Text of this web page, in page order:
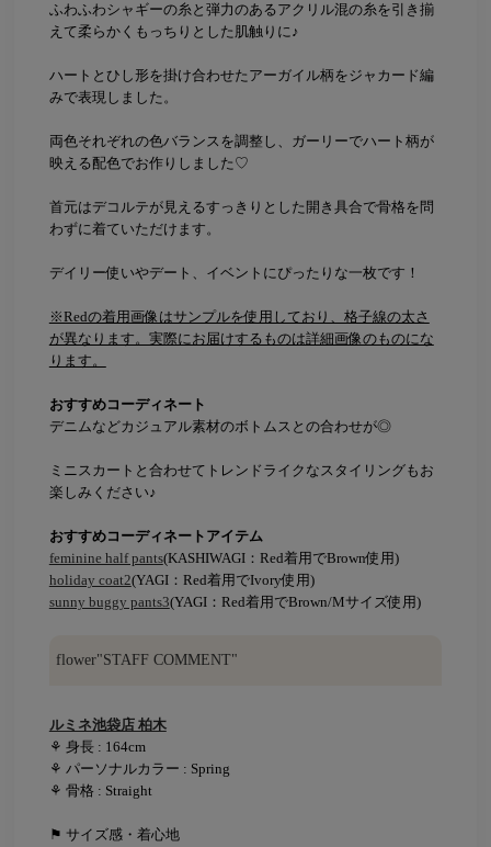
ふわふわシャギーの糸と弾力のあるアクリル混の糸を引き揃
えて柔らかくもっちりとした肌触りに♪
ハートとひし形を掛け合わせたアーガイル柄をジャカード編
みで表現しました。
両色それぞれの色バランスを調整し、ガーリーでハート柄が
映える配色でお作りしました♡
首元はデコルテが見えるすっきりとした開き具合で骨格を問
わずに着ていただけます。
デイリー使いやデート、イベントにぴったりな一枚です！
※Redの着用画像はサンプルを使用しており、格子線の太さ
が異なります。実際にお届けするものは詳細画像のものにな
ります。
おすすめコーディネート
デニムなどカジュアル素材のボトムスとの合わせが◎
ミニスカートと合わせてトレンドライクなスタイリングもお
楽しみください♪
おすすめコーディネートアイテム
feminine half pants(KASHIWAGI：Red着用でBrown使用)
holiday coat2(YAGI：Red着用でIvory使用)
sunny buggy pants3(YAGI：Red着用でBrown/Mサイズ使用)
flower"STAFF COMMENT"
ルミネ池袋店 柏木
⚘ 身長 : 164cm
⚘ パーソナルカラー : Spring
⚘ 骨格 : Straight
⚑ サイズ感・着心地